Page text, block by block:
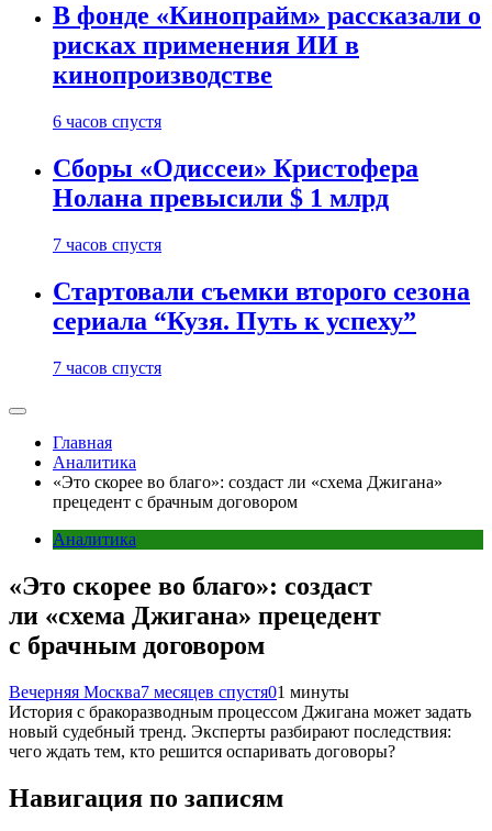
В фонде «Кинопрайм» рассказали о
рисках применения ИИ в
кинопроизводстве
6 часов спустя
Сборы «Одиссеи» Кристофера
Нолана превысили $ 1 млрд
7 часов спустя
Стартовали съемки второго сезона
сериала “Кузя. Путь к успеху”
7 часов спустя
Главная
Аналитика
«Это скорее во благо»: создаст ли «схема Джигана»
прецедент с брачным договором
Аналитика
«Это скорее во благо»: создаст
ли «схема Джигана» прецедент
с брачным договором
Вечерняя Москва7 месяцев спустя01 минуты
История с бракоразводным процессом Джигана может задать
новый судебный тренд. Эксперты разбирают последствия:
чего ждать тем, кто решится оспаривать договоры?
Навигация по записям